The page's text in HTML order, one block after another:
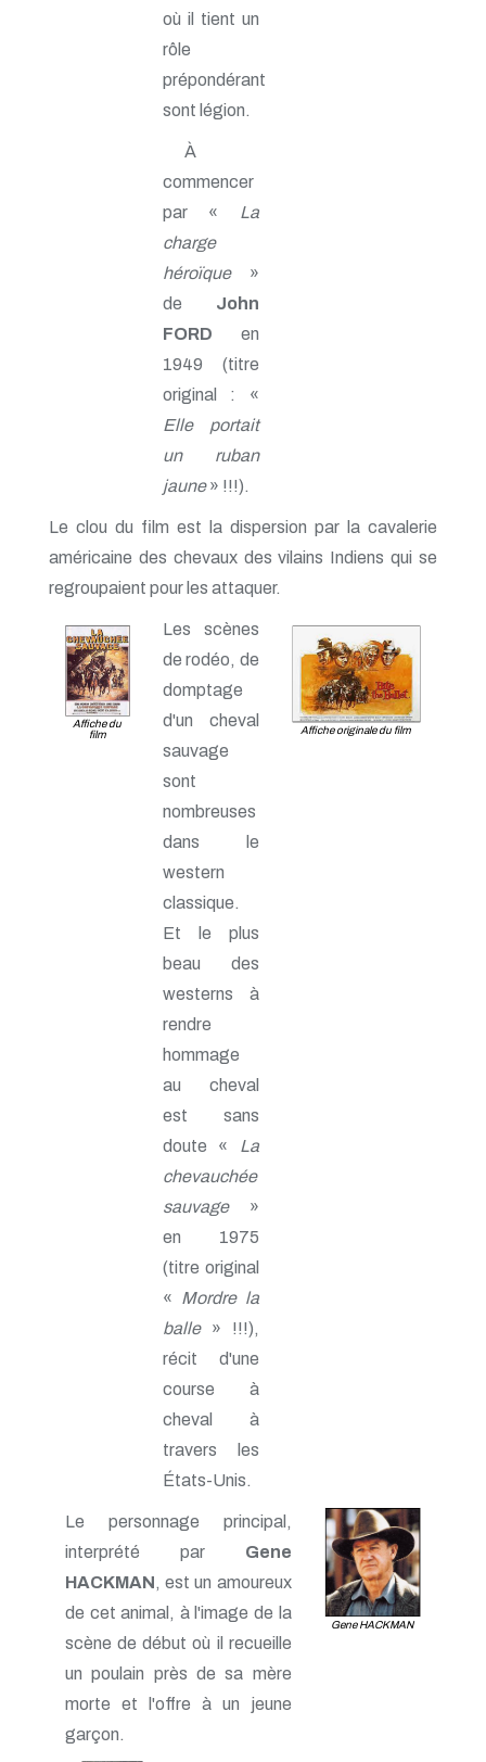
où il tient un
rôle
prépondérant
sont légion.
À
commencer
par « La
charge
héroïque»
de John
FORD en
1949 (titre
original : «
Elle portait
un ruban
jaune» !!!).
Le clou du film est la dispersion par la cavalerie
américaine des chevaux des vilains Indiens qui se
regroupaient pour les attaquer.
Affiche du
film
Les scènes
de rodéo, de
domptage
d'un cheval
sauvage
sont
nombreuses
dans le
western
classique.
Et le plus
beau des
westerns à
rendre
hommage
au cheval
est sans
doute « La
chevauchée
sauvage»
en 1975
(titre original
« Mordre la
balle» !!!),
récit d'une
course à
cheval à
travers les
États-Unis.
Affiche originale du film
Le personnage principal,
interprété par Gene
HACKMAN, est un amoureux
de cet animal, à l'image de la
scène de début où il recueille
un poulain près de sa mère
morte et l'offre à un jeune
garçon.
Gene HACKMAN